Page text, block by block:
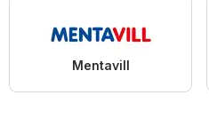
Mentavill